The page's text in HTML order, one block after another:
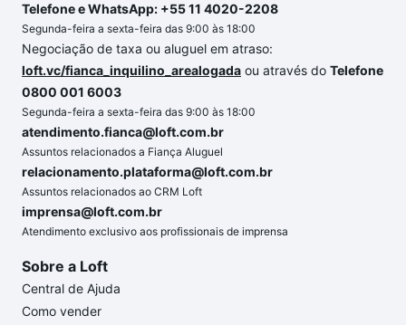
Telefone e WhatsApp: +55 11 4020-2208
Segunda-feira a sexta-feira das 9:00 às 18:00
Negociação de taxa ou aluguel em atraso:
loft.vc/fianca_inquilino_arealogada ou através do Telefone
0800 001 6003
Segunda-feira a sexta-feira das 9:00 às 18:00
atendimento.fianca@loft.com.br
Assuntos relacionados a Fiança Aluguel
relacionamento.plataforma@loft.com.br
Assuntos relacionados ao CRM Loft
imprensa@loft.com.br
Atendimento exclusivo aos profissionais de imprensa
Sobre a Loft
Central de Ajuda
Como vender